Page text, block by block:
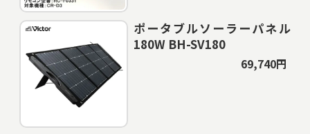
ポータブルソーラーパネル
180W BH-SV180
69,740円